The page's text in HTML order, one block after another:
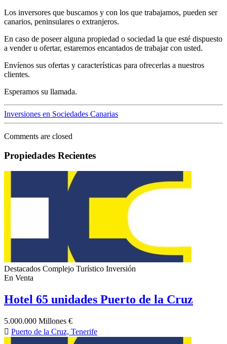
Los inversores que buscamos y con los que trabajamos, pueden ser
canarios, peninsulares o extranjeros.
En caso de poseer alguna propiedad o sociedad la que esté dispuesto
a vender u ofertar, estaremos encantados de trabajar con usted.
Envíenos sus ofertas y características para ofrecerlas a nuestros
clientes.
Esperamos su llamada.
Inversiones en Sociedades Canarias
Comments are closed
Propiedades Recientes
Destacados Complejo Turístico Inversión
En Venta
Hotel 65 unidades Puerto de la Cruz
5.000.000 Millones €
Puerto de la Cruz, Tenerife